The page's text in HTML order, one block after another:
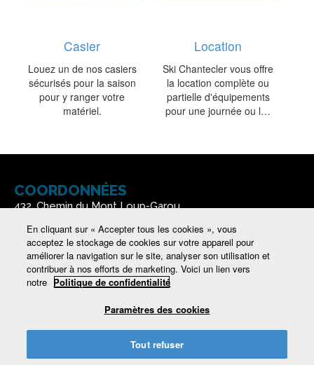
Casier
Louez un de nos casiers
sécurisés pour la saison
pour y ranger votre
matériel.
Location
Ski Chantecler vous offre
la location complète ou
partielle d'équipements
pour une journée ou l…
COORDONNÉES
432, Chemin du Mont Loup-Garou
Autoroute 15 Nord, sortie 72
450 229-1404
ski@lechantecler.com
En cliquant sur « Accepter tous les cookies », vous
acceptez le stockage de cookies sur votre appareil pour
améliorer la navigation sur le site, analyser son utilisation et
contribuer à nos efforts de marketing. Voici un lien vers
notre Politique de confidentialité
Paramètres des cookies
Tout refuser